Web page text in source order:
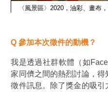
〈風景區〉2020，油彩、畫布
Q參加本次徵件的動機？
我是透過社群軟體（如
家同儕之間的熱烈討論，得
徵件訊息。除了獎金的吸引